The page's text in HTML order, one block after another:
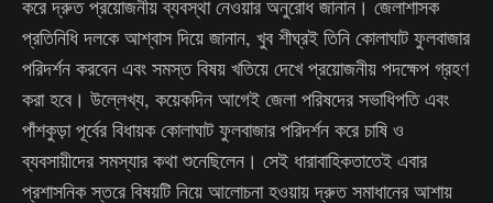
করে দ্রুত প্রয়োজনীয় ব্যবস্থা নেওয়ার অনুরোধ জানান। জেলাশাসক
প্রতিনিধি দলকে আশ্বাস দিয়ে জানান, খুব শীঘ্রই তিনি কোলাঘাট ফুলবাজার
পরিদর্শন করবেন এবং সমস্ত বিষয় খতিয়ে দেখে প্রয়োজনীয় পদক্ষেপ গ্রহণ
করা হবে। উল্লেখ্য, কয়েকদিন আগেই জেলা পরিষদের সভাধিপতি এবং
পাঁশকুড়া পূর্বের বিধায়ক কোলাঘাট ফুলবাজার পরিদর্শন করে চাষি ও
ব্যবসায়ীদের সমস্যার কথা শুনেছিলেন। সেই ধারাবাহিকতাতেই এবার
প্রশাসনিক স্তরে বিষয়টি নিয়ে আলোচনা হওয়ায় দ্রুত সমাধানের আশায়